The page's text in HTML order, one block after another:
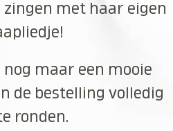
zingen met haar eigen
maar een mooie
de bestelling volledig
ronden.